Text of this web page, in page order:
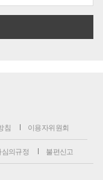
침 이용자위원회
심의규정 불편신고